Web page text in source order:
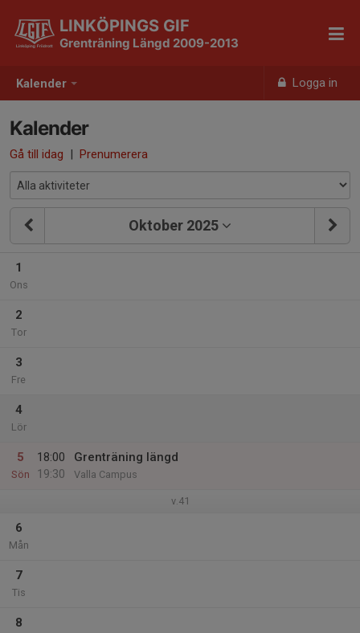
Kalender Logga in
LINKÖPINGS GIF
Grenträning Längd 2009-2013
Kalender
Gå till idag | Prenumerera
Oktober 2025
1
Ons
2
Tor
3
Fre
4
Lör
5
Sön
18:00
19:30
Grenträning längd
Valla Campus
v.41
6
Mån
7
Tis
8